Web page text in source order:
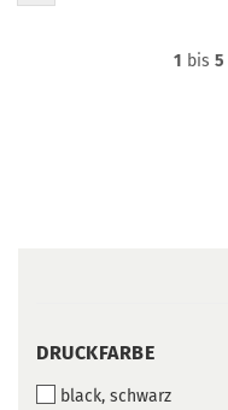
1 bis 5
DRUCKFARBE
DRUCKFARBE
black, schwarz